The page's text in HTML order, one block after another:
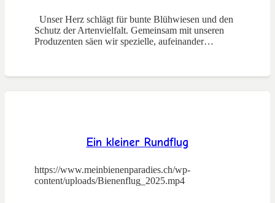
Unser Herz schlägt für bunte Blühwiesen und den
Schutz der Artenvielfalt. Gemeinsam mit unseren
Produzenten säen wir spezielle, aufeinander…
Ein kleiner Rundflug
https://www.meinbienenparadies.ch/wp-
content/uploads/Bienenflug_2025.mp4